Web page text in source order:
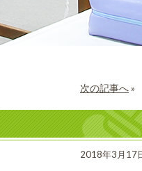
次の記事へ»
2018年3月17